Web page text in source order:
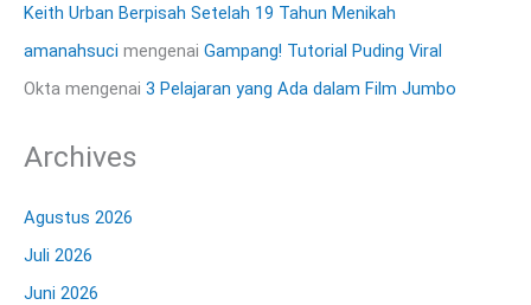
Keith Urban Berpisah Setelah 19 Tahun Menikah
amanahsuci mengenai Gampang! Tutorial Puding Viral
Okta mengenai 3 Pelajaran yang Ada dalam Film Jumbo
Archives
Agustus 2026
Juli 2026
Juni 2026